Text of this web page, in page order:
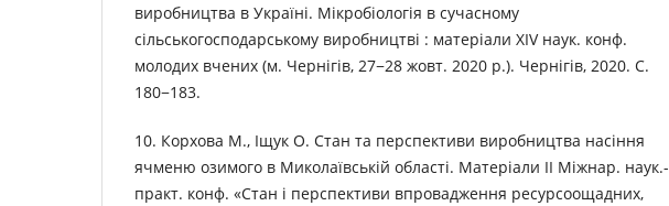
виробництва в Україні. Мікробіологія в сучасному
сільськогосподарському виробництві : матеріали ХІV наук. конф.
молодих вчених (м. Чернігів, 27−28 жовт. 2020 р.). Чернігів, 2020. С.
180−183.
10. Корхова М., Іщук О. Стан та перспективи виробництва насіння
ячменю озимого в Миколаївській області. Матеріали ІІ Міжнар. наук.-
практ. конф. «Стан і перспективи впровадження ресурсоощадних,